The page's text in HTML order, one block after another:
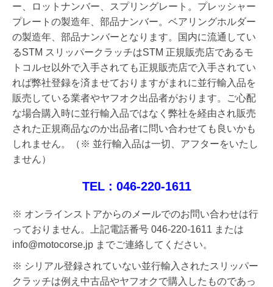
ー、ロットナンバー、スプリングレート。プレッシャー
プレートの製造年、部品ナンバー。ベアリングホルダー
の製造年、部品ナンバーとなります。国内に流通してい
るSTM スリッパークラッチはSTM 正規販売店であるモ
トコルセ以外で入手されても正規販売店で入手されてい
れば弊社登録を済ませておりますがまれに並行輸入品を
販売している業者やヤフオク出品者がおります。ご心配
な場合購入時に並行輸入品ではなく弊社を経由され販売
された正規商品なのか出品者に問い合わせても良いかも
しれません。
（※ 並行輸入品は一切、アフターをいたし
ません）
TEL : 046-220-1611
※ オンラインストアからのメールでのお問い合わせは行
っておりません。上記電話番号 046-220-1611 または
info@motocorse.jp までご連絡してください。
※ シリアル登録されていない並行輸入されたスリッパー
クラッチは例え中古品やヤフオクで購入したものであっ